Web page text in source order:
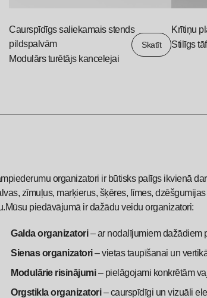
Caurspīdīgs saliekamais stends
pildspalvām
Modulārs turētājs kancelejai
Skatīt
Krītiņu
Stilīgs
organizatori ir būtisks palīgs ikvienā
zīmuļus, marķierus, šķēres, līmes,
piedāvājumā ir dažādu veidu organizatori:
Galda organizatori– ar nodalījumiem dažādiem
Sienas organizatori– vietas taupīšanai un
Modulārie risinājumi– pielāgojami konkrētām
Orgstikla organizatori– caurspīdīgi un vizuāli